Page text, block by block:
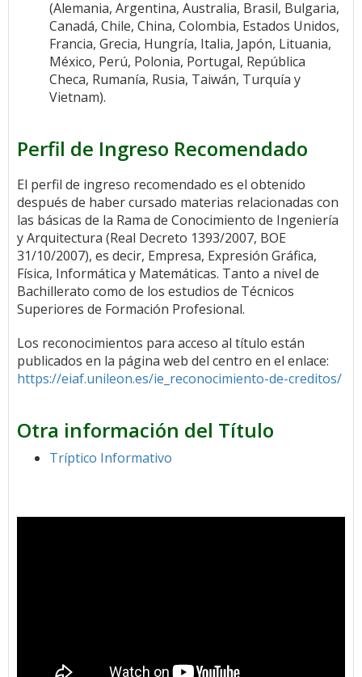
(Alemania, Argentina, Australia, Brasil, Bulgaria,
Canadá, Chile, China, Colombia, Estados Unidos,
Francia, Grecia, Hungría, Italia, Japón, Lituania,
México, Perú, Polonia, Portugal, República
Checa, Rumanía, Rusia, Taiwán, Turquía y
Vietnam).
Perfil de Ingreso Recomendado
El perfil de ingreso recomendado es el obtenido
después de haber cursado materias relacionadas con
las básicas de la Rama de Conocimiento de Ingeniería
y Arquitectura (Real Decreto 1393/2007, BOE
31/10/2007), es decir, Empresa, Expresión Gráfica,
Física, Informática y Matemáticas. Tanto a nivel de
Bachillerato como de los estudios de Técnicos
Superiores de Formación Profesional.
Los reconocimientos para acceso al título están
publicados en la página web del centro en el enlace:
https://eiaf.unileon.es/ie_reconocimiento-de-creditos/
Otra información del Título
Tríptico Informativo